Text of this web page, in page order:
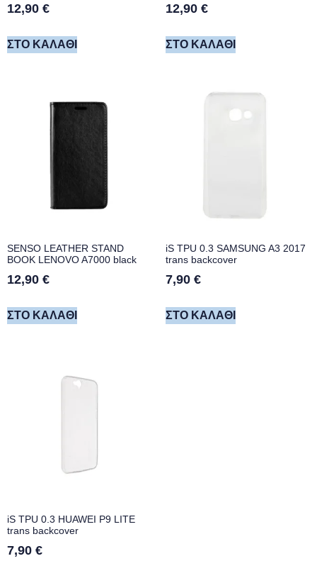
12,90 €
ΣΤΟ ΚΑΛΆΘΙ
12,90 €
ΣΤΟ ΚΑΛΆΘΙ
SENSO LEATHER STAND
BOOK LENOVO A7000 black
12,90 €
ΣΤΟ ΚΑΛΆΘΙ
iS TPU 0.3 SAMSUNG A3 2017
trans backcover
7,90 €
ΣΤΟ ΚΑΛΆΘΙ
iS TPU 0.3 HUAWEI P9 LITE
trans backcover
7,90 €